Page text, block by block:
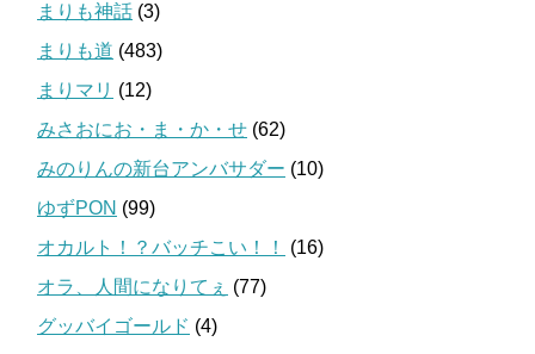
まりも神話 (3)
まりも道 (483)
まりマリ (12)
みさおにお・ま・か・せ (62)
みのりんの新台アンバサダー (10)
ゆずPON (99)
オカルト！？バッチこい！！
(16)
オラ、人間になりてぇ (77)
グッバイゴールド (4)